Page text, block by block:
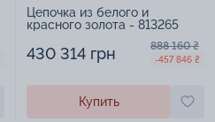
Цепочка из белого и
красного золота - 813265
430 314 грн 888 160 ₴
-457 846 ₴
Купить